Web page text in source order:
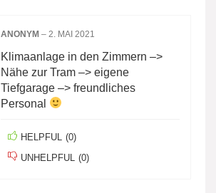
ANONYM – 2. MAI 2021
Klimaanlage in den Zimmern –>
Nähe zur Tram –> eigene
Tiefgarage –> freundliches
Personal
HELPFUL (0)
UNHELPFUL (0)